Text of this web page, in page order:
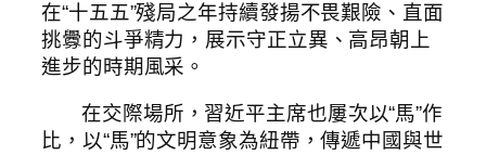
在“十五五”殘局之年持續發揚不畏艱險、直面
挑釁的斗爭精力，展示守正立異、高昂朝上
進步的時期風采。
在交際場所，習近平主席也屢次以“馬”作
比，以“馬”的文明意象為紐帶，傳遞中國與世